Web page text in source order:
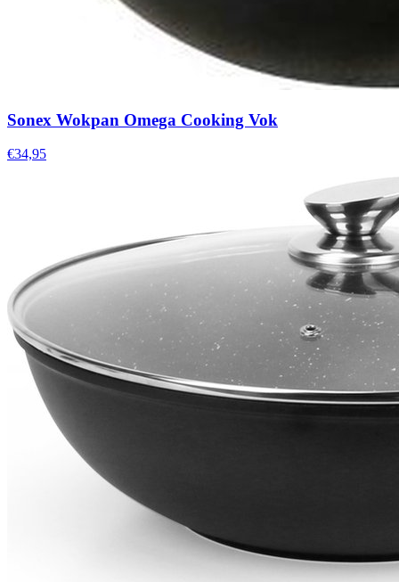
Sonex Wokpan Omega Cooking Vok
€34,95